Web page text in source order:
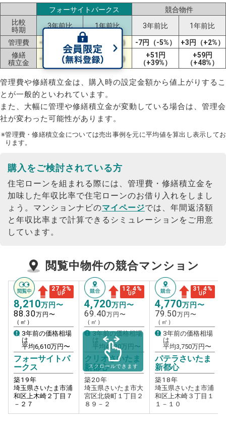
フォーサイトパークス
競合物件
比較
時期
3年前比 1年前比 3年前比 1年前比
管理費 -8円（-6%） ±0円（±0%） -7円（-5%）
+3円（+2%）
修繕
積立金
-7円（-6%） ±0円（±0%）
+51円
（+39%）
+59円
（+48%）
管理費や修繕積立金は、購入時の設定金額から値上がりするこ
とが一般的といわれています。
また、大幅に管理や修繕積立金が変動している場合は、管理会
社が変わった可能性があります。
※管理費・修繕積立金については売出事例を元に平均値を算出し表示してお
ります。
購入をご検討されている方
住宅ローンを組まれる際には、管理費・修繕積立金を
加味した年収比率で住宅ローンのお借り入れをしまし
ょう。 マンションナビのマイページでは、年間返済額
と年収比率まで計算できるシミュレーションをご用意
しています。
閲覧中物件の競合マンション
27.2%
UP
8,210万円〜
88.30万円〜
（㎡）
3年前の価格相場
は
平均6,610万円〜
フォーサイトパ
ークス
築19年
埼玉県さいたま市浦
和区上木崎２丁目７
－２７
12.4%
UP
4,720万円〜
69.40万円〜
（㎡）
3年前の価格相場
は
平均4,330万円〜
クリオさいたま
新都心
築20年
埼玉県さいたま市大
宮区北袋町１丁目２
８９－２
31.4%
UP
4,770万円〜
79.50万円〜
（㎡）
3年前の価格相場
は
平均3,750万円〜
パテラさいたま
新都心
築18年
埼玉県さいたま市浦
和区上木崎３丁目１
１－１０
スクロールできます